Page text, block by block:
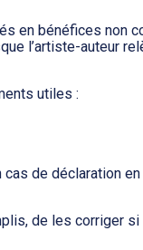
en bénéfices non
l’artiste-auteur
utiles :
cas de déclaration
de les corriger